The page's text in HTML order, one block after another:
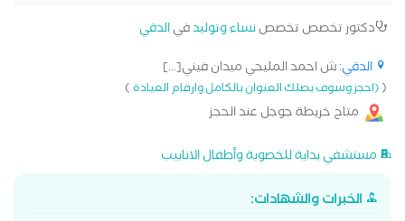
دكتور تخصص تخصصنساء وتوليدفيالدقي
الدقي: ش احمد المليحي ميدان فيني[...]
((احجز وسوف يصلك العنوان بالكامل وارقام العيادة)
متاح خريطة جوجل عند الحجز
مستشفي بداية للخصوبة وأطفال الانابيب
الخبرات والشهادات: